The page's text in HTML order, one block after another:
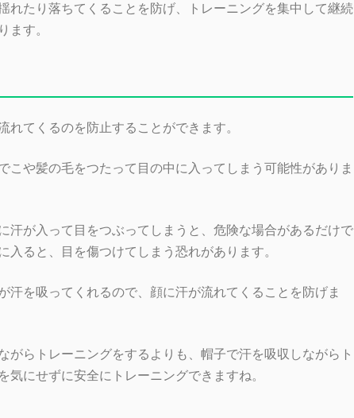
れたり落ちてくることを防げ、トレーニングを集中して継続
ます。
れてくるのを防止することができます。
こや髪の毛をつたって目の中に入ってしまう可能性がありま
汗が入って目をつぶってしまうと、危険な場合があるだけで
入ると、目を傷つけてしまう恐れがあります。
汗を吸ってくれるので、顔に汗が流れてくることを防げま
がらトレーニングをするよりも、帽子で汗を吸収しながらト
気にせずに安全にトレーニングできますね。